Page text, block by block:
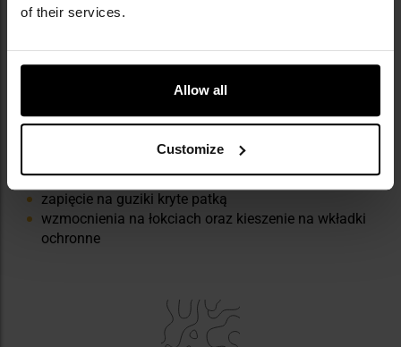
of their services.
Allow all
Customize
NAJWAŻNIEJSZE CECHY
wykonana z wytrzymałej mieszanki bawełny i
splot Rip-Stop zwiększa odporność na rozdarcia
5 pojemnych kieszeni
kołnierz ze stójką i regulowane mankiety
zaszewki na plecach zwiększające swobodę ruchów
zapięcie na guziki kryte patką
wzmocnienia na łokciach oraz kieszenie na wkładki
ochronne